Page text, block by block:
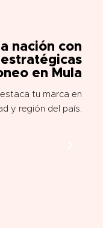
nación con
en Mula
tu marca en
y región del país.